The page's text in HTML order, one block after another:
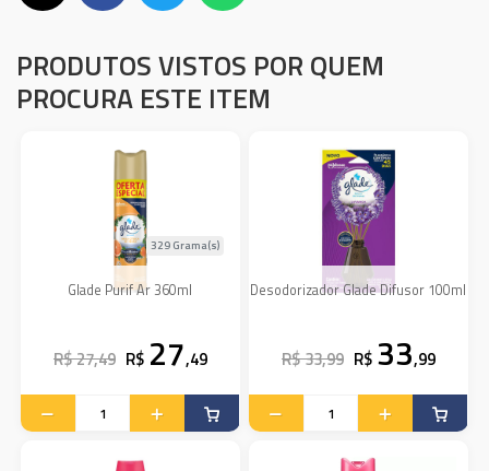
PRODUTOS VISTOS POR QUEM
PROCURA ESTE ITEM
Glade Purif Ar 360ml
329 Grama(s)
R$ 27,49 R$ 27,49
Desodorizador Glade Difusor 100ml
R$ 33,99 R$ 33,99